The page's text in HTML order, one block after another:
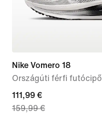
Nike Vomero 18
Országúti férfi futócipő
current
price
111,99 €
159,99 €